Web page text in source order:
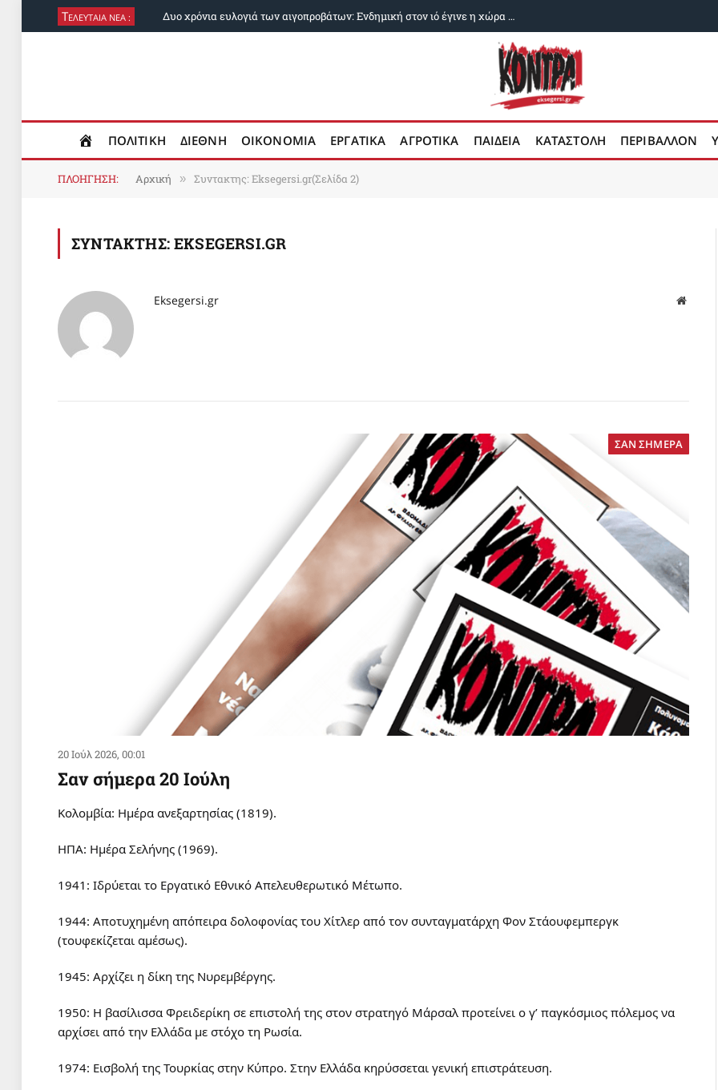
ΤΕΛΕΥΤΑΙΑ ΝΕΑ : Δυο χρόνια ευλογιά των αιγοπροβάτων: Ενδημική στον ιό έγινε η χώρα μας
ΠΟΛΙΤΙΚΗ ΔΙΕΘΝΗ ΟΙΚΟΝΟΜΙΑ ΕΡΓΑΤΙΚΑ ΑΓΡΟΤΙΚΑ ΠΑΙΔΕΙΑ ΚΑΤΑΣΤΟΛΗ ΠΕΡΙΒΑΛΛΟΝ
ΠΛΟΗΓΗΣΗ: Αρχική » Συντακτης: Eksegersi.gr(Σελίδα 2)
ΣΥΝΤΑΚΤΗΣ:EKSEGERSI.GR
Eksegersi.gr
ΣΑΝ ΣΗΜΕΡΑ
20 Ιούλ 2026, 00:01
Σαν σήμερα 20 Ιούλη
Κολομβία: Ημέρα ανεξαρτησίας (1819).
ΗΠΑ: Ημέρα Σελήνης (1969).
1941: Ιδρύεται το Εργατικό Εθνικό Απελευθερωτικό Μέτωπο.
1944: Αποτυχημένη απόπειρα δολοφονίας του Χίτλερ από τον συνταγματάρχη Φον Στάουφεμπεργκ
(τουφεκίζεται αμέσως).
1945: Αρχίζει η δίκη της Νυρεμβέργης.
1950: Η βασίλισσα Φρειδερίκη σε επιστολή της στον στρατηγό Μάρσαλ προτείνει ο γ’ παγκόσμιος πόλεμος να
αρχίσει από την Ελλάδα με στόχο τη Ρωσία.
1974: Εισβολή της Τουρκίας στην Κύπρο. Στην Ελλάδα κηρύσσεται γενική επιστράτευση.